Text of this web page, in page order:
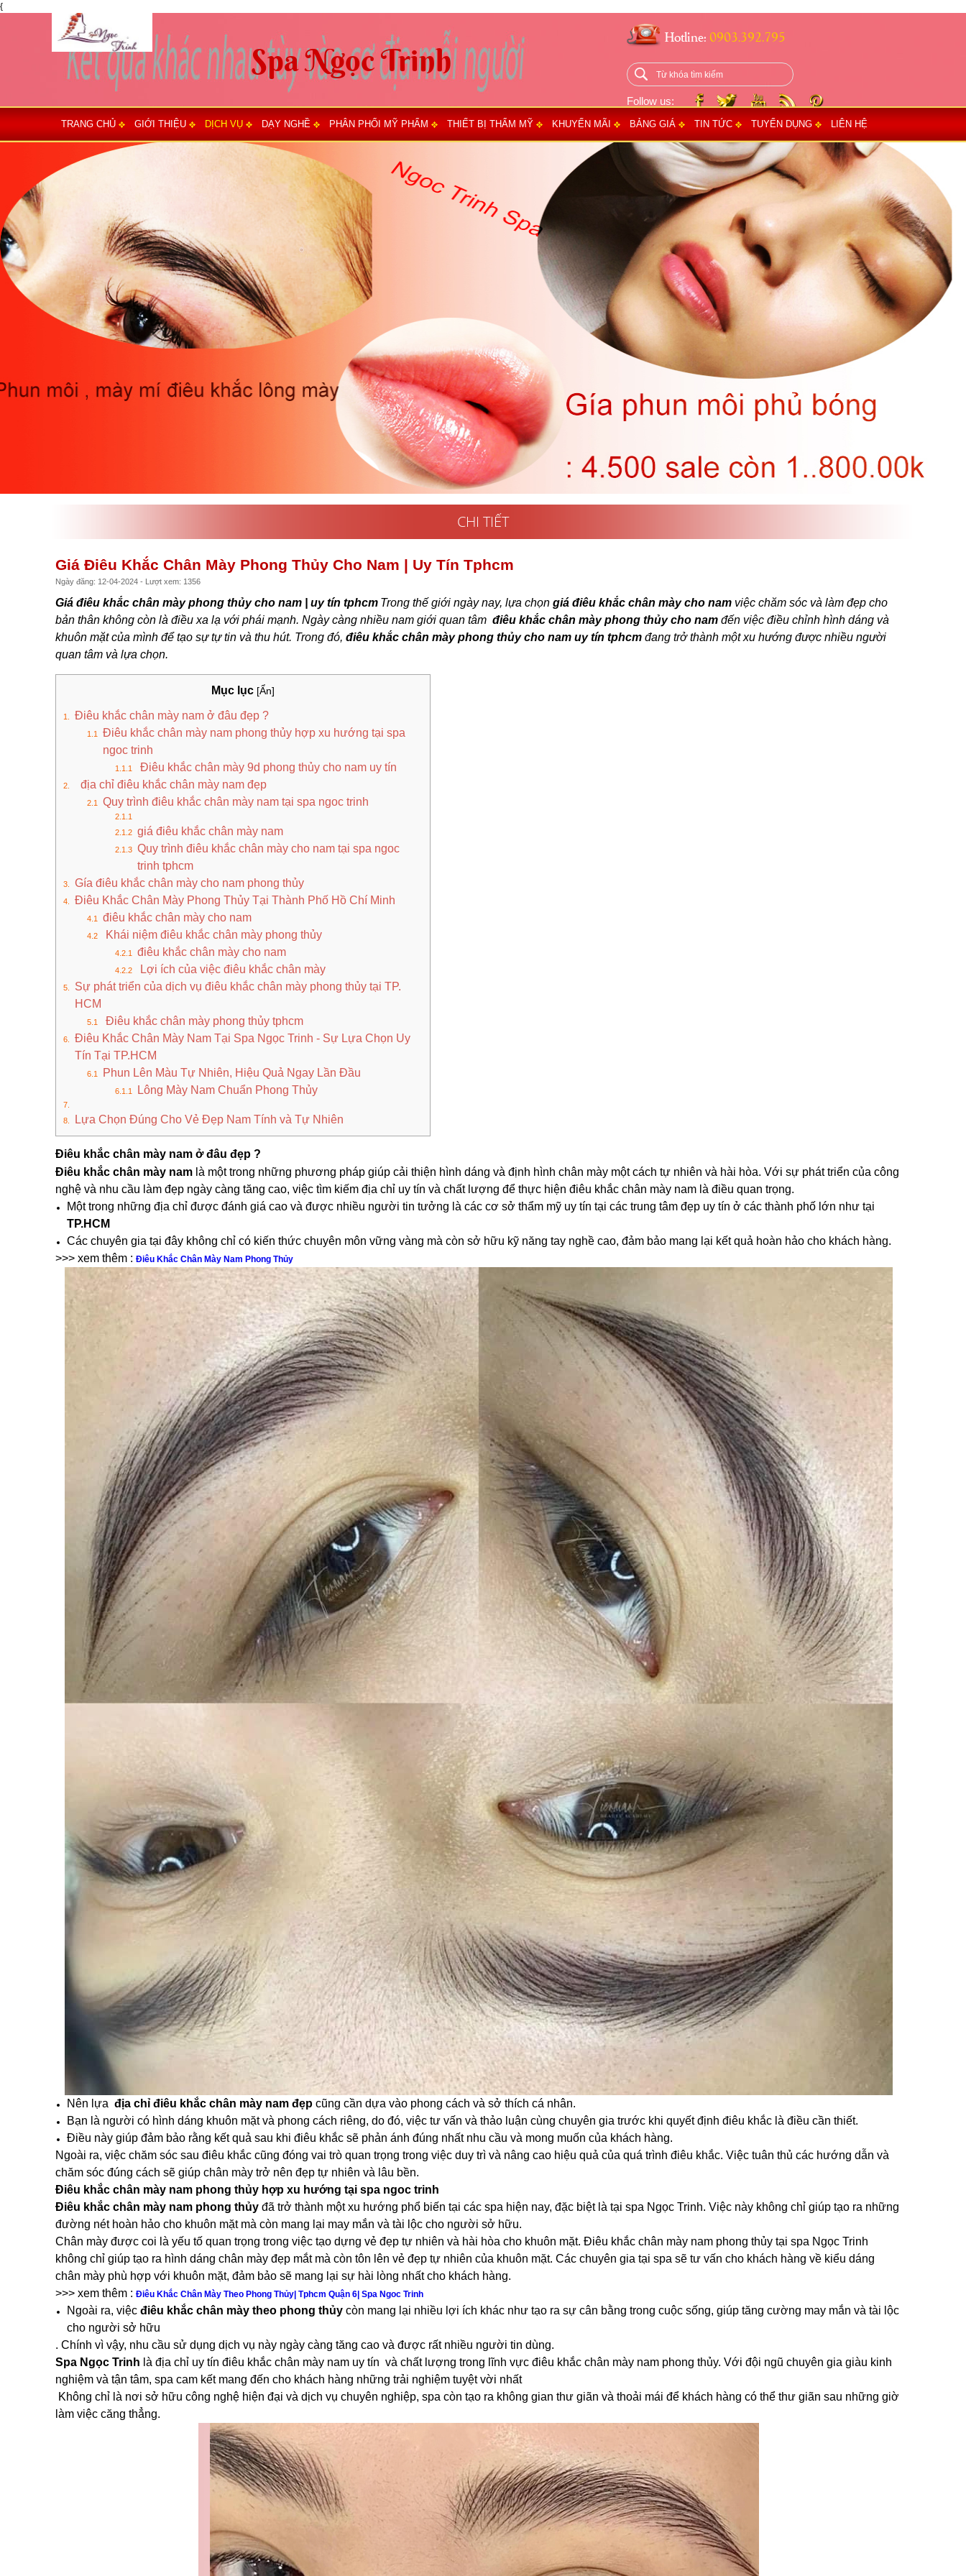
{
Hotline: 0903.392.795
Follow us:
TRANG CHỦ GIỚI THIỆU DỊCH VỤ DẠY NGHỀ PHÂN PHỐI MỸ PHẨM THIẾT BỊ THẨM MỸ KHUYẾN MÃI BẢNG GIÁ TIN TỨC TUYỂN DỤNG LIÊN HỆ
CHI TIẾT
Giá Điêu Khắc Chân Mày Phong Thủy Cho Nam | Uy Tín Tphcm
Ngày đăng: 12-04-2024 - Lượt xem: 1356
Giá điêu khắc chân mày phong thủy cho nam | uy tín tphcm Trong thế giới ngày nay, lựa chọn giá điêu khắc chân mày cho nam việc chăm sóc và làm đẹp cho
bản thân không còn là điều xa lạ với phái mạnh. Ngày càng nhiều nam giới quan tâm điêu khắc chân mày phong thủy cho nam đến việc điều chỉnh hình dáng và
khuôn mặt của mình để tạo sự tự tin và thu hút. Trong đó, điêu khắc chân mày phong thủy cho nam uy tín tphcm đang trở thành một xu hướng được nhiều người
quan tâm và lựa chọn.
Mục lục [Ẩn]
Điêu khắc chân mày nam ở đâu đẹp ?
Điêu khắc chân mày nam phong thủy hợp xu hướng tại spa
ngoc trinh
Điêu khắc chân mày 9d phong thủy cho nam uy tín
địa chỉ điêu khắc chân mày nam đẹp
Quy trình điêu khắc chân mày nam tại spa ngoc trinh
giá điêu khắc chân mày nam
Quy trình điêu khắc chân mày cho nam tại spa ngoc
trinh tphcm
Gía điêu khắc chân mày cho nam phong thủy
Điêu Khắc Chân Mày Phong Thủy Tại Thành Phố Hồ Chí Minh
điêu khắc chân mày cho nam
Khái niệm điêu khắc chân mày phong thủy
điêu khắc chân mày cho nam
Lợi ích của việc điêu khắc chân mày
Sự phát triển của dịch vụ điêu khắc chân mày phong thủy tại TP.
HCM
Điêu khắc chân mày phong thủy tphcm
Điêu Khắc Chân Mày Nam Tại Spa Ngọc Trinh - Sự Lựa Chọn Uy
Tín Tại TP.HCM
Phun Lên Màu Tự Nhiên, Hiệu Quả Ngay Lần Đầu
Lông Mày Nam Chuẩn Phong Thủy
Lựa Chọn Đúng Cho Vẻ Đẹp Nam Tính và Tự Nhiên
Điêu khắc chân mày nam ở đâu đẹp ?
Điêu khắc chân mày nam là một trong những phương pháp giúp cải thiện hình dáng và định hình chân mày một cách tự nhiên và hài hòa. Với sự phát triển của công
nghệ và nhu cầu làm đẹp ngày càng tăng cao, việc tìm kiếm địa chỉ uy tín và chất lượng để thực hiện điêu khắc chân mày nam là điều quan trọng.
Một trong những địa chỉ được đánh giá cao và được nhiều người tin tưởng là các cơ sở thẩm mỹ uy tín tại các trung tâm đẹp uy tín ở các thành phố lớn như tại
TP.HCM
Các chuyên gia tại đây không chỉ có kiến thức chuyên môn vững vàng mà còn sở hữu kỹ năng tay nghề cao, đảm bảo mang lại kết quả hoàn hảo cho khách hàng.
>>> xem thêm : Điêu Khắc Chân Mày Nam Phong Thủy
Nên lựa địa chỉ điêu khắc chân mày nam đẹp cũng cần dựa vào phong cách và sở thích cá nhân.
Bạn là người có hình dáng khuôn mặt và phong cách riêng, do đó, việc tư vấn và thảo luận cùng chuyên gia trước khi quyết định điêu khắc là điều cần thiết.
Điều này giúp đảm bảo rằng kết quả sau khi điêu khắc sẽ phản ánh đúng nhất nhu cầu và mong muốn của khách hàng.
Ngoài ra, việc chăm sóc sau điêu khắc cũng đóng vai trò quan trọng trong việc duy trì và nâng cao hiệu quả của quá trình điêu khắc. Việc tuân thủ các hướng dẫn và
chăm sóc đúng cách sẽ giúp chân mày trở nên đẹp tự nhiên và lâu bền.
Điêu khắc chân mày nam phong thủy hợp xu hướng tại spa ngoc trinh
Điêu khắc chân mày nam phong thủy đã trở thành một xu hướng phổ biến tại các spa hiện nay, đặc biệt là tại spa Ngọc Trinh. Việc này không chỉ giúp tạo ra những
đường nét hoàn hảo cho khuôn mặt mà còn mang lại may mắn và tài lộc cho người sở hữu.
Chân mày được coi là yếu tố quan trọng trong việc tạo dựng vẻ đẹp tự nhiên và hài hòa cho khuôn mặt. Điêu khắc chân mày nam phong thủy tại spa Ngọc Trinh
không chỉ giúp tạo ra hình dáng chân mày đẹp mắt mà còn tôn lên vẻ đẹp tự nhiên của khuôn mặt. Các chuyên gia tại spa sẽ tư vấn cho khách hàng về kiểu dáng
chân mày phù hợp với khuôn mặt, đảm bảo sẽ mang lại sự hài lòng nhất cho khách hàng.
>>> xem thêm : Điêu Khắc Chân Mày Theo Phong Thủy| Tphcm Quận 6| Spa Ngoc Trinh
Ngoài ra, việc điêu khắc chân mày theo phong thủy còn mang lại nhiều lợi ích khác như tạo ra sự cân bằng trong cuộc sống, giúp tăng cường may mắn và tài lộc
cho người sở hữu
. Chính vì vậy, nhu cầu sử dụng dịch vụ này ngày càng tăng cao và được rất nhiều người tin dùng.
Spa Ngọc Trinh là địa chỉ uy tín điêu khắc chân mày nam uy tín và chất lượng trong lĩnh vực điêu khắc chân mày nam phong thủy. Với đội ngũ chuyên gia giàu kinh
nghiệm và tận tâm, spa cam kết mang đến cho khách hàng những trải nghiệm tuyệt vời nhất
Không chỉ là nơi sở hữu công nghệ hiện đại và dịch vụ chuyên nghiệp, spa còn tạo ra không gian thư giãn và thoải mái để khách hàng có thể thư giãn sau những giờ
làm việc căng thẳng.